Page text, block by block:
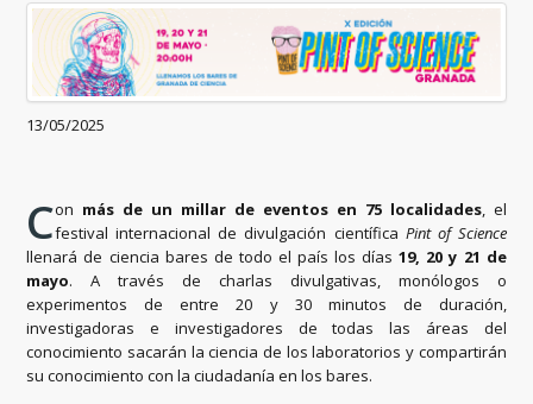
13/05/2025
Con más de un millar de eventos en 75 localidades, el
festival internacional de divulgación científica Pint of Science
llenará de ciencia bares de todo el país los días19, 20 y 21 de
mayo. A través de charlas divulgativas, monólogos o
experimentos de entre 20 y 30 minutos de duración,
investigadoras e investigadores de todas las áreas del
conocimiento sacarán la ciencia de los laboratorios y compartirán
su conocimiento con la ciudadanía en los bares.